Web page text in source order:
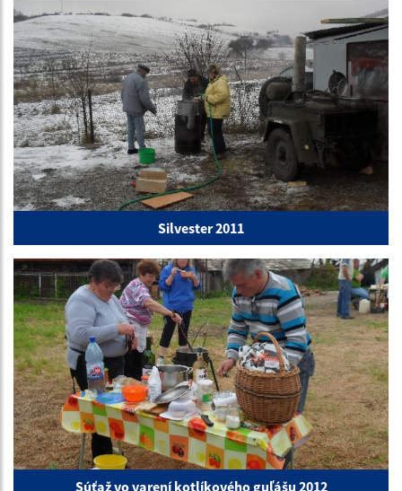
Silvester 2011
Súťaž vo varení kotlíkového guľášu 2012